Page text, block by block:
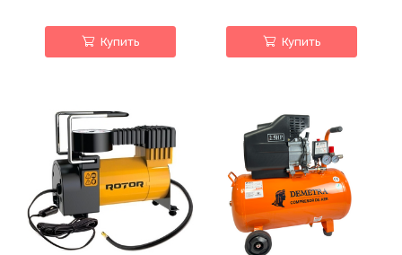
Купить Купить